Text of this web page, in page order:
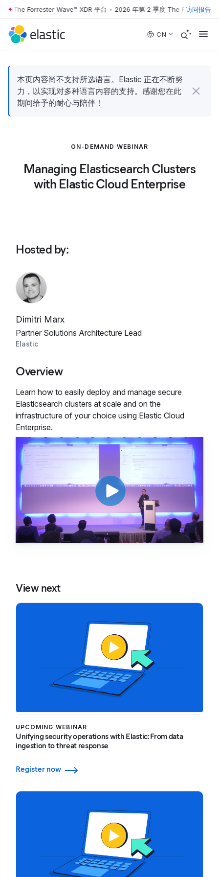
Skip to main content
The Forrester Wave™ XDR 平台 • 2026 年第 2 季度 The Forrester
访问报告
CN
本页内容尚不支持所选语言。Elastic 正在不断努
力，以实现对多种语言内容的支持。感谢您在此
期间给予的耐心与陪伴！
ON-DEMAND WEBINAR
Managing Elasticsearch Clusters
with Elastic Cloud Enterprise
Hosted by:
Dimitri Marx
Partner Solutions Architecture Lead
Elastic
Overview
Learn how to easily deploy and manage secure
Elasticsearch clusters at scale and on the
infrastructure of your choice using Elastic Cloud
Enterprise.
View next
UPCOMING WEBINAR
Unifying security operations with Elastic: From data
ingestion to threat response
Register now